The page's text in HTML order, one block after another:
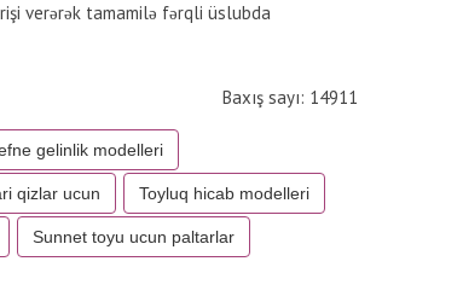
verərək tamamilə fərqli üslubda
Baxış sayı: 14911
gelinlik modelleri
qizlar ucun Toyluq hicab modelleri
Sunnet toyu ucun paltarlar